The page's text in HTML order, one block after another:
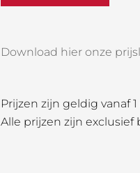
Download hier onze
Prijzen zijn geldig vanaf
Alle prijzen zijn exclusief